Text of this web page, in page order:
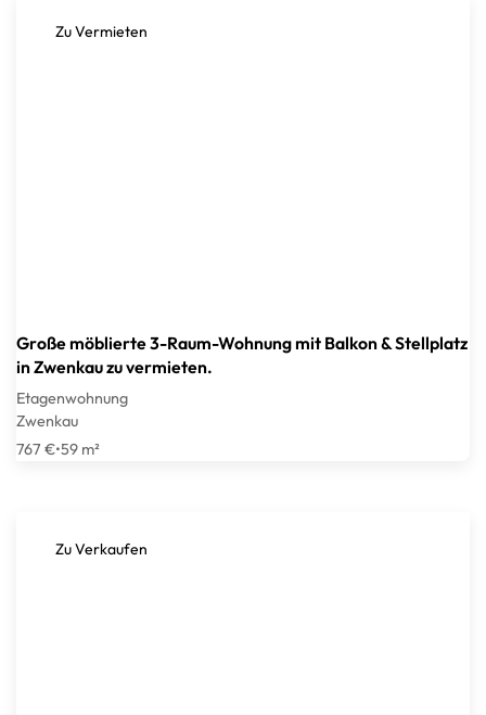
Zu Vermieten
Große möblierte 3-Raum-Wohnung mit Balkon & Stellplatz
in Zwenkau zu vermieten.
Etagenwohnung
Zwenkau
767 €•59 m²
Zu Verkaufen